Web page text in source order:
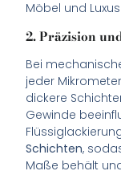
Möbel und
2. Präzision
Bei
jeder
dickere
Gewinde
Schichten,
Maße behält